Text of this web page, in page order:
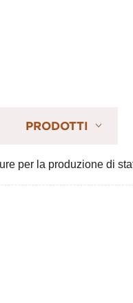
PRODOTTI
per la produzione di